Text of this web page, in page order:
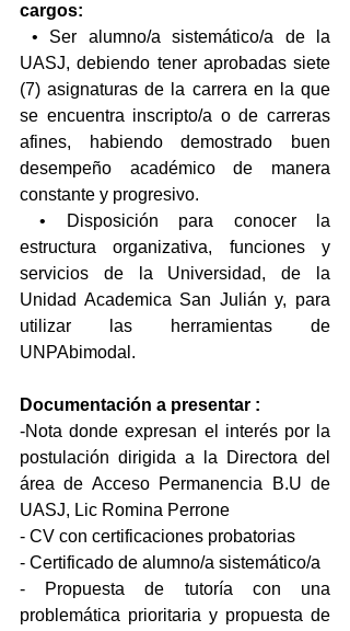
cargos:
UASJ, debiendo tener aprobadas siete
(7) asignaturas de la carrera en la que
se encuentra inscripto/a o de carreras
afines, habiendo demostrado buen
desempeño académico de manera
constante y progresivo.
• Disposición para conocer la
estructura organizativa, funciones y
servicios de la Universidad, de la
Unidad Academica San Julián y, para
utilizar las herramientas de
UNPAbimodal.
Documentación a presentar :
-Nota donde expresan el interés por la
postulación dirigida a la Directora del
área de Acceso Permanencia B.U de
UASJ, Lic Romina Perrone
- CV con certificaciones probatorias
- Certificado de alumno/a sistemático/a
- Propuesta de tutoría con una
problemática prioritaria y propuesta de